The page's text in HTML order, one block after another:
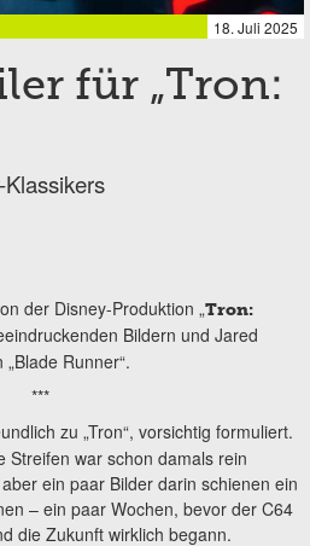
18. Juli 2025
für „Tron:
Klassikers
der Disney-Produktion „Tron:
Bildern und Jared
Runner“.
***
zu „Tron“, vorsichtig formuliert.
Streifen war schon damals rein
ein paar Bilder darin schienen ein
– ein paar Wochen, bevor der C64
die Zukunft wirklich begann.